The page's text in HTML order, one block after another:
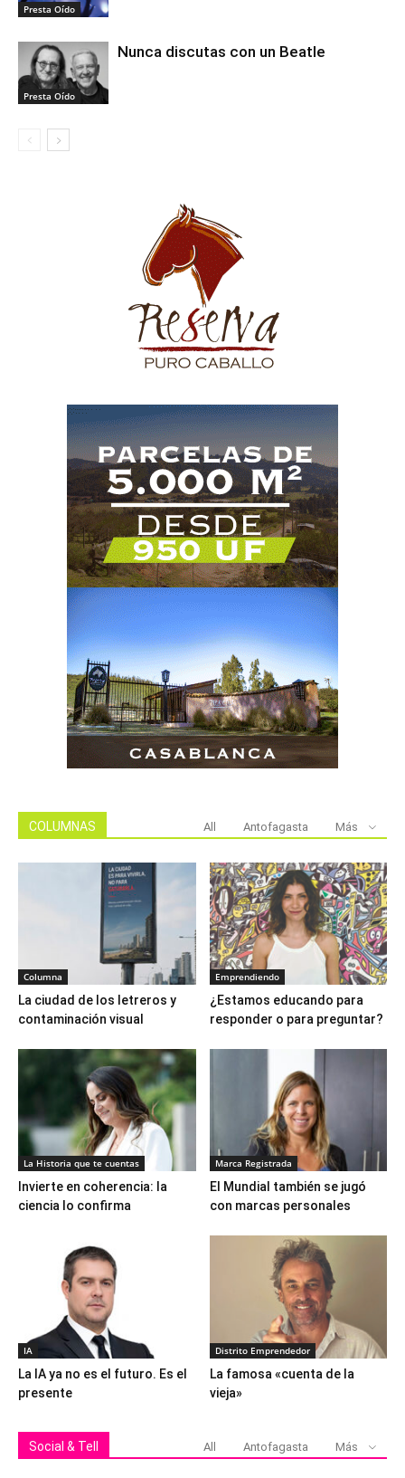
Presta Oído
Presta Oído
Nunca discutas con un Beatle
COLUMNAS All Antofagasta Más
Columna
La ciudad de los letreros y
contaminación visual
Emprendiendo
¿Estamos educando para
responder o para preguntar?
La Historia que te cuentas
Invierte en coherencia: la
ciencia lo confirma
Marca Registrada
El Mundial también se jugó
con marcas personales
IA
La IA ya no es el futuro. Es el
presente
Distrito Emprendedor
La famosa «cuenta de la
vieja»
Social & Tell All Antofagasta Más